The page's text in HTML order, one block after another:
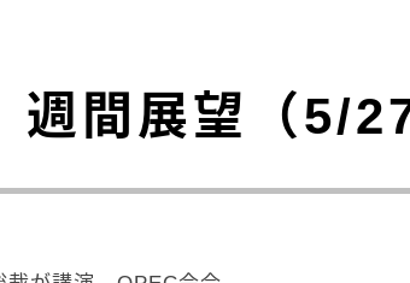
週間展望（5/